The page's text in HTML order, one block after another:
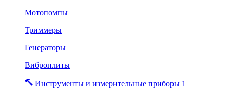
Мотопомпы
Триммеры
Генераторы
Виброплиты
Инструменты и измерительные приборы 1